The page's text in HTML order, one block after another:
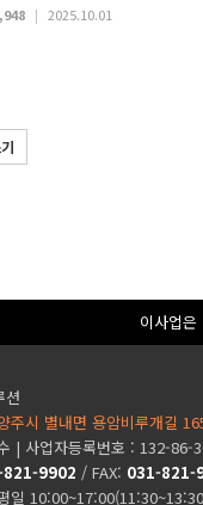
| 2025.10.01
이사업
션
주시 별내면 용암비루개길
| 사업자등록번호 : 132-86-
9902 / FAX: 031-821-
일